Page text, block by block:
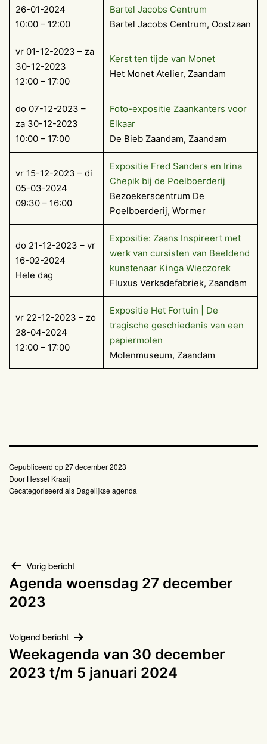
26-01-2024
10:00 – 12:00
Bartel Jacobs Centrum
Bartel Jacobs Centrum, Oostzaan
vr 01-12-2023 – za
30-12-2023
12:00 – 17:00
Kerst ten tijde van Monet
Het Monet Atelier, Zaandam
do 07-12-2023 –
za 30-12-2023
10:00 – 17:00
Foto-expositie Zaankanters voor
Elkaar
De Bieb Zaandam, Zaandam
vr 15-12-2023 – di
05-03-2024
09:30 – 16:00
Expositie Fred Sanders en Irina
Chepik bij de Poelboerderij
Bezoekerscentrum De
Poelboerderij, Wormer
do 21-12-2023 – vr
16-02-2024
Hele dag
Expositie: Zaans Inspireert met
werk van cursisten van Beeldend
kunstenaar Kinga Wieczorek
Fluxus Verkadefabriek, Zaandam
vr 22-12-2023 – zo
28-04-2024
12:00 – 17:00
Expositie Het Fortuin | De
tragische geschiedenis van een
papiermolen
Molenmuseum, Zaandam
Gepubliceerd op27 december 2023
Door Hessel Kraaij
Gecategoriseerd als Dagelijkse agenda
Bericht
navigatie
Vorig bericht
Agenda woensdag 27 december
2023
Volgend bericht
Weekagenda van 30 december
2023 t/m 5 januari 2024